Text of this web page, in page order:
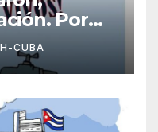
Por
Juan
CUBA